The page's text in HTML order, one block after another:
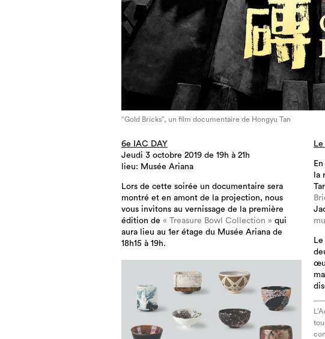
“Gold Bricks”, un film documentaire de Hongyu Tan
6e IAC DAY
Jeudi 3 octobre 2019 de 19h à 21h
lieu: Musée Ariana
Lors de cette soirée un documentaire sera
montré et en amont de la projection, nous
vous invitons au vernissage de la première
édition de « Treasure Bowl Collection » qui
aura lieu au 1er étage du Musée Ariana de
18h15 à 19h.
la